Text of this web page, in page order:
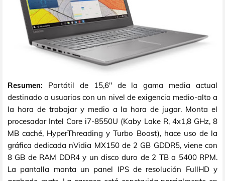
Resumen: Portátil de 15,6" de la gama media actual
destinado a usuarios con un nivel de exigencia medio-alto a
la hora de trabajar y medio a la hora de jugar. Monta el
procesador Intel Core i7-8550U (Kaby Lake R, 4x1,8 GHz, 8
MB caché, HyperThreading y Turbo Boost), hace uso de la
gráfica dedicada nVidia MX150 de 2 GB GDDR5, viene con
8 GB de RAM DDR4 y un disco duro de 2 TB a 5400 RPM.
La pantalla monta un panel IPS de resolución FullHD y